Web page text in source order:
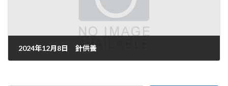
2024年12月8日 針供養